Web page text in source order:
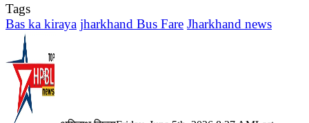
Tags
Bas ka kiraya jharkhand Bus Fare Jharkhand news